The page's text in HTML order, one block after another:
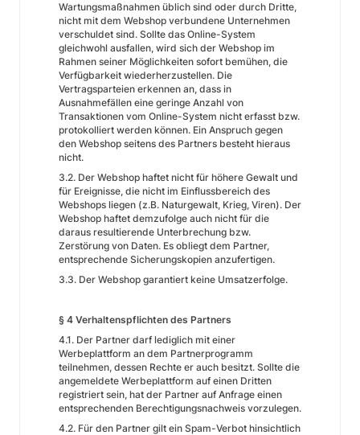
Wartungsmaßnahmen üblich sind oder durch Dritte,
nicht mit dem Webshop verbundene Unternehmen
verschuldet sind. Sollte das Online-System
gleichwohl ausfallen, wird sich der Webshop im
Rahmen seiner Möglichkeiten sofort bemühen, die
Verfügbarkeit wiederherzustellen. Die
Vertragsparteien erkennen an, dass in
Ausnahmefällen eine geringe Anzahl von
Transaktionen vom Online-System nicht erfasst bzw.
protokolliert werden können. Ein Anspruch gegen
den Webshop seitens des Partners besteht hieraus
nicht.
3.2. Der Webshop haftet nicht für höhere Gewalt und
für Ereignisse, die nicht im Einflussbereich des
Webshops liegen (z.B. Naturgewalt, Krieg, Viren). Der
Webshop haftet demzufolge auch nicht für die
daraus resultierende Unterbrechung bzw.
Zerstörung von Daten. Es obliegt dem Partner,
entsprechende Sicherungskopien anzufertigen.
3.3. Der Webshop garantiert keine Umsatzerfolge.
§ 4 Verhaltenspflichten des Partners
4.1. Der Partner darf lediglich mit einer
Werbeplattform an dem Partnerprogramm
teilnehmen, dessen Rechte er auch besitzt. Sollte die
angemeldete Werbeplattform auf einen Dritten
registriert sein, hat der Partner auf Anfrage einen
entsprechenden Berechtigungsnachweis vorzulegen.
4.2. Für den Partner gilt ein Spam-Verbot hinsichtlich